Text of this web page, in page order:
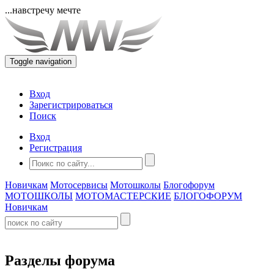
...навстречу мечте
Toggle navigation
Вход
Зарегистрироваться
Поиск
Вход
Регистрация
Новичкам Мотосервисы Мотошколы Блогофорум
МОТОШКОЛЫ МОТОМАСТЕРСКИЕ БЛОГОФОРУМ
Новичкам
Разделы форума